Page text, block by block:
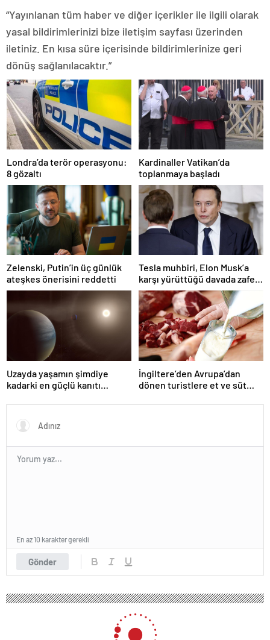
“Yayınlanan tüm haber ve diğer içerikler ile ilgili olarak
yasal bildirimlerinizi bize iletişim sayfası üzerinden
iletiniz. En kısa süre içerisinde bildirimlerinize geri
dönüş sağlanılacaktır.”
Londra’da terör operasyonu:
8 gözaltı
Kardinaller Vatikan’da
toplanmaya başladı
Zelenski, Putin’in üç günlük
ateşkes önerisini reddetti
Tesla muhbiri, Elon Musk’a
karşı yürüttüğü davada zafer
kazandı
Uzayda yaşamın şimdiye
kadarki en güçlü kanıtı
İngiltere’den Avrupa’dan
dönen turistlere et ve süt
Gönder
En az 10 karakter gerekli